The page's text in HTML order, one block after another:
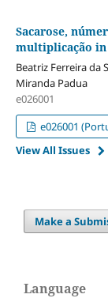
Sacarose,
multiplicação
Beatriz Ferreira da
Miranda Padua
e026001
e026001
View All Issues
Make a
Language